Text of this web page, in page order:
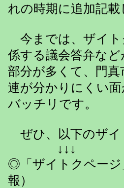
れの時期に追加記載
今までは、ザイト
係する議会答弁な
部分が多くて、門
連が分かりにくい
バッチリです。
ぜひ、以下のザイ
↓↓↓
◎「ザイトクページ
報）